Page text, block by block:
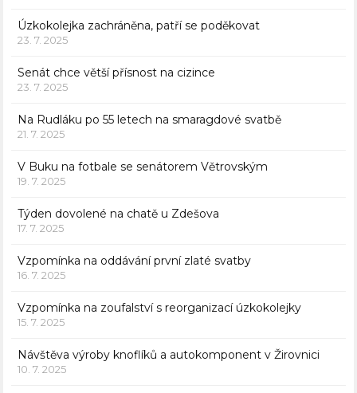
Úzkokolejka zachráněna, patří se poděkovat
23. 7. 2025
Senát chce větší přísnost na cizince
23. 7. 2025
Na Rudláku po 55 letech na smaragdové svatbě
21. 7. 2025
V Buku na fotbale se senátorem Větrovským
19. 7. 2025
Týden dovolené na chatě u Zdešova
17. 7. 2025
Vzpomínka na oddávání první zlaté svatby
16. 7. 2025
Vzpomínka na zoufalství s reorganizací úzkokolejky
15. 7. 2025
Návštěva výroby knoflíků a autokomponent v Žirovnici
10. 7. 2025